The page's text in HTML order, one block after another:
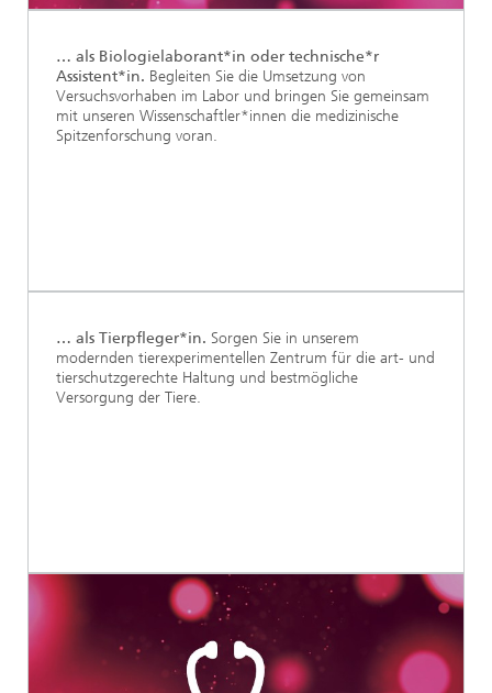
… als Biologielaborant*in oder technische*r
Assistent*in. Begleiten Sie die Umsetzung von
Versuchsvorhaben im Labor und bringen Sie gemeinsam
mit unseren Wissenschaftler*innen die medizinische
Spitzenforschung voran.
… als Tierpfleger*in. Sorgen Sie in unserem
modernden tierexperimentellen Zentrum für die art- und
tierschutzgerechte Haltung und bestmögliche
Versorgung der Tiere.